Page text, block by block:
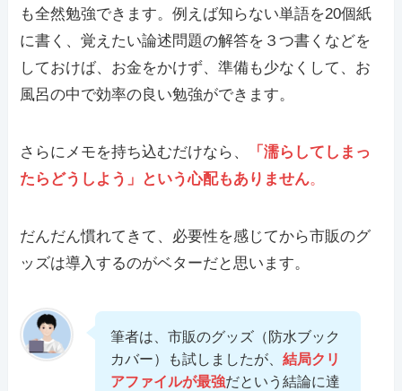
も全然勉強できます。例えば知らない単語を20個紙
に書く、覚えたい論述問題の解答を３つ書くなどを
しておけば、お金をかけず、準備も少なくして、お
風呂の中で効率の良い勉強ができます。
さらにメモを持ち込むだけなら、
「濡らしてしまっ
たらどうしよう」という心配もありません。
だんだん慣れてきて、必要性を感じてから市販のグ
ッズは導入するのがベターだと思います。
筆者は、市販のグッズ（防水ブック
カバー）も試しましたが、 結局クリ
アファイルが最強だという結論に達